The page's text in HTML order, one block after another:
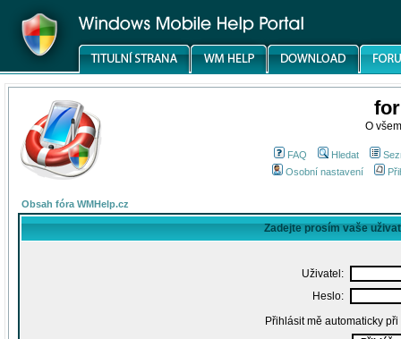
O
FAQ Hledat
Osobní nastavení
Obsah fóra WMHelp.cz
Zadejte prosím vaše
Uživatel:
Heslo:
Přihlásit mě automaticky